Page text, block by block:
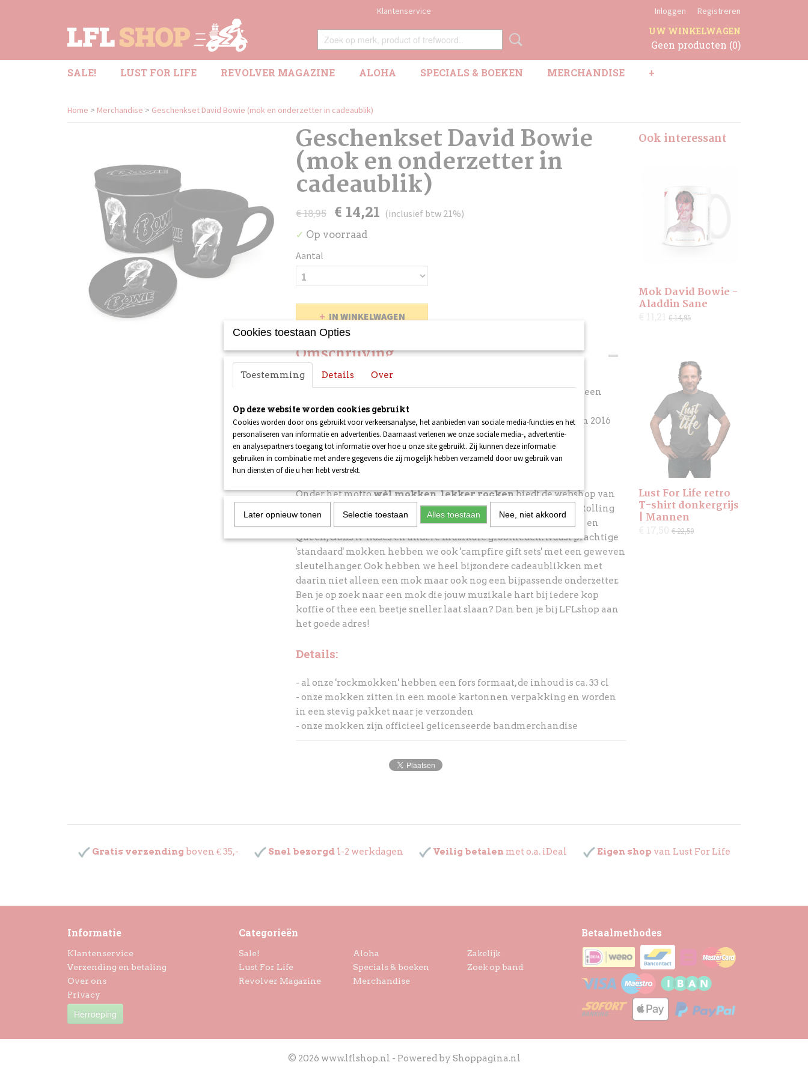
Klantenservice Inloggen Registreren
UW WINKELWAGEN
Geen producten (0)
SALE! LUST FOR LIFE REVOLVER MAGAZINE ALOHA SPECIALS & BOEKEN MERCHANDISE +
Home > Merchandise > Geschenkset David Bowie (mok en onderzetter in cadeaublik)
Geschenkset David Bowie
(mok en onderzetter in
cadeaublik)
€ 18,95 € 14,21 (inclusief btw 21%)
✓ Op voorraad
Aantal
IN WINKELWAGEN
Omschrijving
Voor fans van David Bowie hebben we naast de 'Aladdin Sane'-
koffiemok ook deze luxe 'X-ray'-geschenkset. De set bestaat uit een
prachtig bedrukt blik, een luxe zwarte mok en een bijpassende
onderzetter... allemaal met een afbeelding en de naam van de in 2016
overleden rockzanger.
Over onze 'rockmokken':
Onder het mottowèl mokken, lekker rockenbiedt de webshop van
Lust For Life Magazine jou een unieke serie mokken van The Rolling
Stones, Pink Floyd, Jimi Hendrix, David Bowie, Freddie Mercury en
Queen, Guns N' Roses en andere muzikale grootheden. Naast prachtige
'standaard' mokken hebben we ook 'campfire gift sets' met een geweven
sleutelhanger. Ook hebben we heel bijzondere cadeaublikken met
daarin niet alleen een mok maar ook nog een bijpassende onderzetter.
Ben je op zoek naar een mok die jouw muzikale hart bij iedere kop
koffie of thee een beetje sneller laat slaan? Dan ben je bij LFLshop aan
het goede adres!
Details:
- al onze 'rockmokken' hebben een fors formaat, de inhoud is ca. 33 cl
- onze mokken zitten in een mooie kartonnen verpakking en worden
in een stevig pakket naar je verzonden
- onze mokken zijn officieel gelicenseerde bandmerchandise
Ook interessant
Mok David Bowie -
Aladdin Sane
€ 14,95
Lust For Life retro
T-shirt donkergrijs
| Mannen
€ 22,50
Gratis verzending boven € 35,- Snel bezorgd 1-2 werkdagen Veilig betalen met o.a. iDeal Eigen shop van Lust For Life
Informatie
Klantenservice
Verzending en betaling
Over ons
Privacy
Herroeping
Categorieën
Sale!
Lust For Life
Revolver Magazine
Aloha
Specials & boeken
Merchandise
Zakelijk
Zoek op band
Betaalmethodes
© 2026 www.lflshop.nl - Powered by Shoppagina.nl
Cookies toestaan Opties
Toestemming Details Over
Op deze website worden cookies gebruikt
Cookies worden door ons gebruikt voor verkeersanalyse, het aanbieden van sociale media-functies en het
personaliseren van informatie en advertenties. Daarnaast verlenen we onze sociale media-, advertentie-
en analysepartners toegang tot informatie over hoe u onze site gebruikt. Zij kunnen deze informatie
gebruiken in combinatie met andere gegevens die zij mogelijk hebben verzameld door uw gebruik van
hun diensten of die u hen hebt verstrekt.
Later opnieuw tonen Selectie toestaan Alles toestaan Nee, niet akkoord